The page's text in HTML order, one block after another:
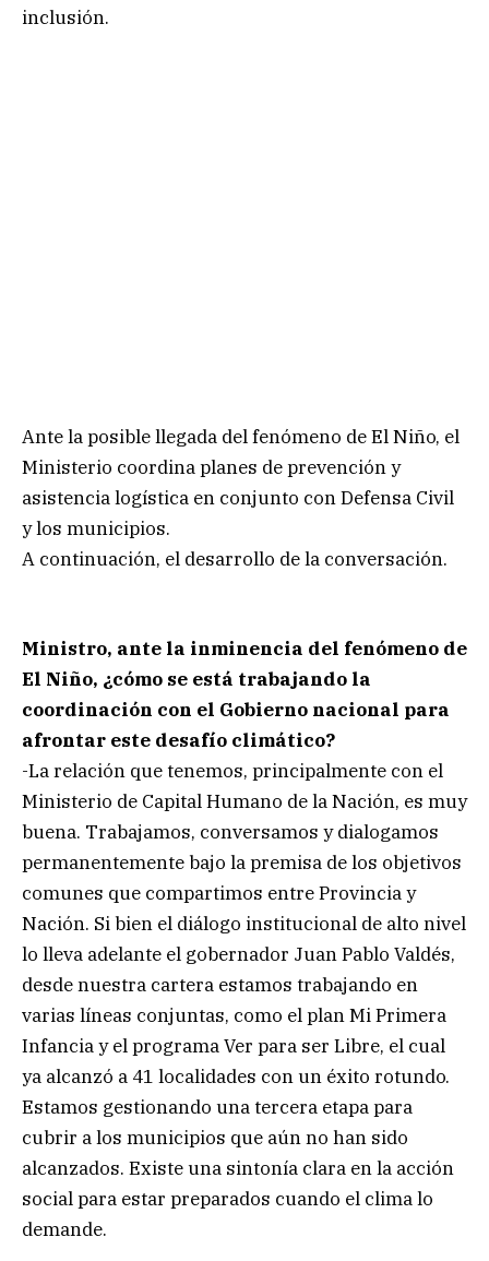
inclusión.
Ante la posible llegada del fenómeno de El Niño, el
Ministerio coordina planes de prevención y
asistencia logística en conjunto con Defensa Civil
y los municipios.
A continuación, el desarrollo de la conversación.
Ministro, ante la inminencia del fenómeno de
El Niño, ¿cómo se está trabajando la
coordinación con el Gobierno nacional para
afrontar este desafío climático?
-La relación que tenemos, principalmente con el
Ministerio de Capital Humano de la Nación, es muy
buena. Trabajamos, conversamos y dialogamos
permanentemente bajo la premisa de los objetivos
comunes que compartimos entre Provincia y
Nación. Si bien el diálogo institucional de alto nivel
lo lleva adelante el gobernador Juan Pablo Valdés,
desde nuestra cartera estamos trabajando en
varias líneas conjuntas, como el plan Mi Primera
Infancia y el programa Ver para ser Libre, el cual
ya alcanzó a 41 localidades con un éxito rotundo.
Estamos gestionando una tercera etapa para
cubrir a los municipios que aún no han sido
alcanzados. Existe una sintonía clara en la acción
social para estar preparados cuando el clima lo
demande.